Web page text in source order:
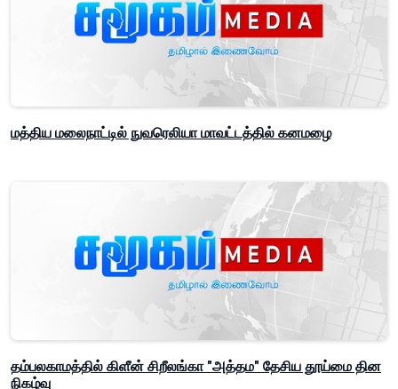
மத்திய மலைநாட்டில் நுவரெலியா மாவட்டத்தில் கனமழை
தம்பலகாமத்தில் கிளீன் சிறீலங்கா "அத்தம" தேசிய தூய்மை தின
நிகழ்வு